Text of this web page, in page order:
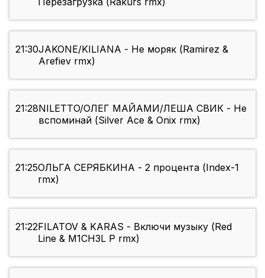
21:30JAKONE/KILIANA - Не моряк (Ramirez &
Arefiev rmx)
21:28NILETTO/ОЛЕГ МАЙАМИ/ЛЕША СВИК - Не
вспоминай (Silver Ace & Onix rmx)
21:25ОЛЬГА СЕРЯБКИНА - 2 процента (Index-1
rmx)
21:22FILATOV & KARAS - Включи музыку (Red
Line & M1CH3L P rmx)